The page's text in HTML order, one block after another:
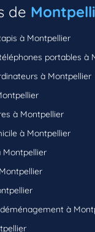
de
à Montpellier
portables à
à Montpellier
à Montpellier
à Montpellier
Montpellier
à